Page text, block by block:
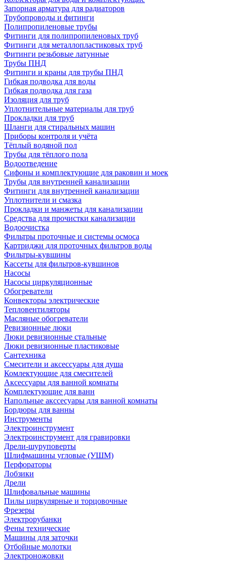
Запорная арматура для радиаторов
Трубопроводы и фитинги
Полипропиленовые трубы
Фитинги для полипропиленовых труб
Фитинги для металлопластиковых труб
Фитинги резьбовые латунные
Трубы ПНД
Фитинги и краны для трубы ПНД
Гибкая подводка для воды
Гибкая подводка для газа
Изоляция для труб
Уплотнительные материалы для труб
Прокладки для труб
Шланги для стиральных машин
Приборы контроля и учёта
Тёплый водяной пол
Трубы для тёплого пола
Водоотведение
Сифоны и комплектующие для раковин и моек
Трубы для внутренней канализации
Фитинги для внутренней канализации
Уплотнители и смазка
Прокладки и манжеты для канализации
Средства для прочистки канализации
Водоочистка
Фильтры проточные и системы осмоса
Картриджи для проточных фильтров воды
Фильтры-кувшины
Кассеты для фильтров-кувшинов
Насосы
Насосы циркуляционные
Обогреватели
Конвекторы электрические
Тепловентиляторы
Масляные обогреватели
Ревизионные люки
Люки ревизионные стальные
Люки ревизионные пластиковые
Сантехника
Смесители и аксессуары для душа
Комлектующие для смесителей
Аксессуары для ванной комнаты
Комплектующие для ванн
Напольные акссесуары для ванной комнаты
Бордюры для ванны
Инструменты
Электроинструмент
Электроинструмент для гравировки
Дрели-шуруповерты
Шлифмашины угловые (УШМ)
Перфораторы
Лобзики
Дрели
Шлифовальные машины
Пилы циркулярные и торцовочные
Фрезеры
Электрорубанки
Фены технические
Машины для заточки
Отбойные молотки
Электроножовки